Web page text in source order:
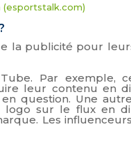
la publicité pour
Par exemple,
leur contenu en
question. Une
logo sur le flux en
Les